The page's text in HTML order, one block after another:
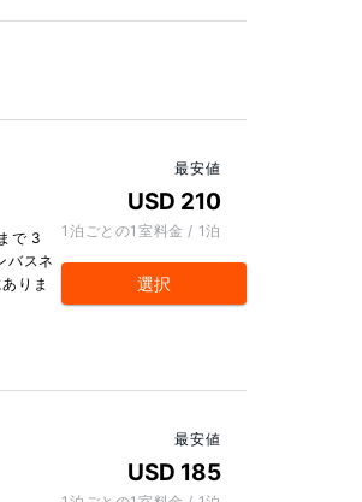
で 3
バスネ
りま
最安値
USD 210
1泊ごとの1室料金 / 1泊
選択
最安値
USD 185